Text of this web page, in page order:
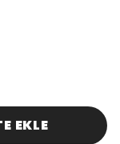
EKLE